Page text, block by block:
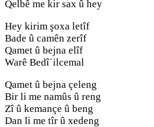
Qelbê me kir sax û hey
Hey kirim şoxa letîf
Bade û camên zerîf
Qamet û bejna elîf
Warê Bedîˈilcemal
Qamet û bejna çeleng
Bir li me namûs û reng
Zî û kemançe û beng
Dan li me tîr û xedeng